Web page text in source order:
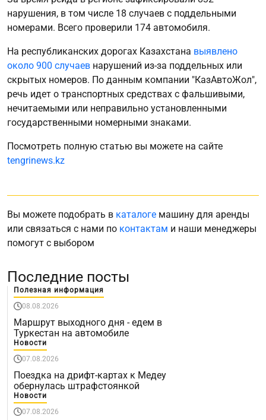
нарушения, в том числе 18 случаев с поддельными
номерами. Всего проверили 174 автомобиля.
На республиканских дорогах Казахстана выявлено
около 900 случаев нарушений из-за поддельных или
скрытых номеров. По данным компании "КазАвтоЖол",
речь идет о транспортных средствах с фальшивыми,
нечитаемыми или неправильно установленными
государственными номерными знаками.
Посмотреть полную статью вы можете на сайте
tengrinews.kz
Вы можете подобрать в каталоге машину для аренды
или связаться с нами по контактам и наши менеджеры
помогут с выбором
Последние посты
Полезная информация
08.08.2026
Маршрут выходного дня - едем в
Туркестан на автомобиле
Новости
07.08.2026
Поездка на дрифт-картах к Медеу
обернулась штрафстоянкой
Новости
07.08.2026